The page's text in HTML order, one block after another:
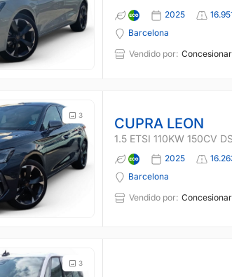
2025
Barcelona
Vendido por:
3
CUPRA LEON
1.5 ETSI 110KW 150CV
2025
Barcelona
Vendido por:
3